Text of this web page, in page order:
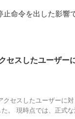
命令を出した影響で
セスしたユーザー
セスしたユーザーに対
。 現時点では、正式な